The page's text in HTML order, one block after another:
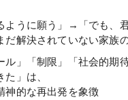
うに願う」→「でも、君
解決されていない家族の
」「制限」「社会的期
」は、
的な再出発を象徴